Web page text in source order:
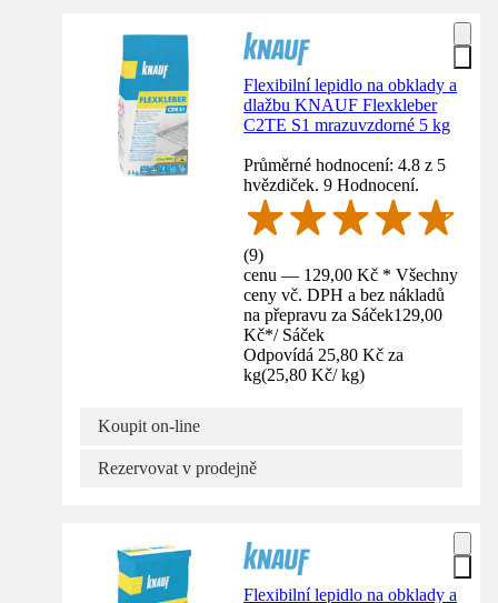
Flexibilní lepidlo na obklady a
dlažbu KNAUF Flexkleber
C2TE S1 mrazuvzdorné 5 kg
Průměrné hodnocení: 4.8 z 5
hvězdiček. 9 Hodnocení.
(9)
cenu — 129,00 Kč * Všechny
ceny vč. DPH a bez nákladů
na přepravu za Sáček129,00
Kč*/ Sáček
Odpovídá 25,80 Kč za
kg(25,80 Kč/ kg)
Koupit on-line
Rezervovat v prodejně
Flexibilní lepidlo na obklady a